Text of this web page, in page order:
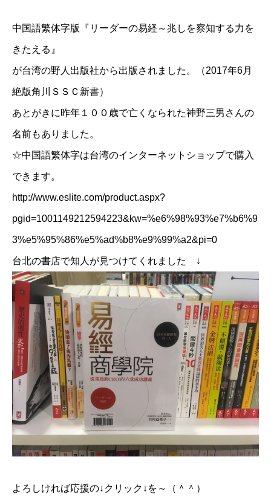
中国語繁体字版『リーダーの易経～兆しを察知する力を
きたえる』
が台湾の野人出版社から出版されました。（2017年6月
絶版角川ＳＳＣ新書）
あとがきに昨年１００歳で亡くなられた神野三男さんの
名前もありました。
☆中国語繁体字は台湾のインターネットショップで購入
できます。
http://www.eslite.com/product.aspx?
pgid=1001149212594223&kw=%e6%98%93%e7%b6%9
3%e5%95%86%e5%ad%b8%e9%99%a2&pi=0
台北の書店で知人が見つけてくれました ↓
よろしければ応援の↓クリック↓を～（＾＾）